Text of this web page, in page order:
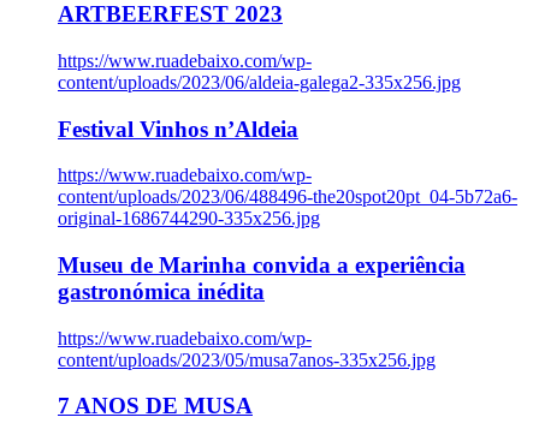
ARTBEERFEST 2023
https://www.ruadebaixo.com/wp-
content/uploads/2023/06/aldeia-galega2-335x256.jpg
Festival Vinhos n’Aldeia
https://www.ruadebaixo.com/wp-
content/uploads/2023/06/488496-the20spot20pt_04-5b72a6-
original-1686744290-335x256.jpg
Museu de Marinha convida a experiência
gastronómica inédita
https://www.ruadebaixo.com/wp-
content/uploads/2023/05/musa7anos-335x256.jpg
7 ANOS DE MUSA